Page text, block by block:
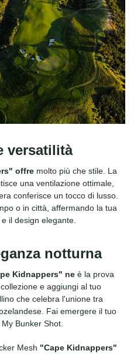
versatilità
offre molto più che stile. La
una ventilazione ottimale,
conferisce un tocco di lusso.
o in città, affermando la tua
il design elegante.
notturna
Kidnappers" ne è la prova
e aggiungi al tuo
che celebra l'unione tra
Fai emergere il tuo
Bunker Shot.
Mesh "Cape Kidnappers"